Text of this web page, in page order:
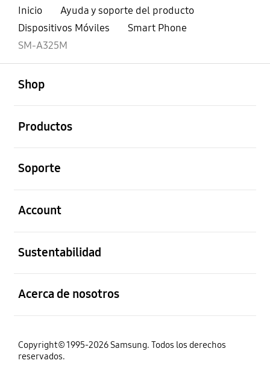
Inicio
Ayuda y soporte del producto
Dispositivos Móviles
Smart Phone
SM-A325M
Shop
Productos
Soporte
Account
Sustentabilidad
Acerca de nosotros
Copyright© 1995-2026 Samsung. Todos los derechos
reservados.